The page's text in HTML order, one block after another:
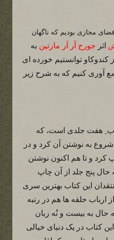
مجازی بودیم که ناگهان
اثر جورج آر آر مارتین به
توانستیم خورده ای
آوری کنیم که به شرح زیر
هفت جلدی است، که
جورج مارتین از سال 1991 شروع به نوشتن آن کرد و در
چاپ کرد و تا هم اکنون نوشتن
حال پنج جلد از آن چاپ
این کتاب بهترین سری
ارباب حلقه ها هم در رتبه
حال به بیست و نُه زبان
کتاب در یک دنیای خیالی